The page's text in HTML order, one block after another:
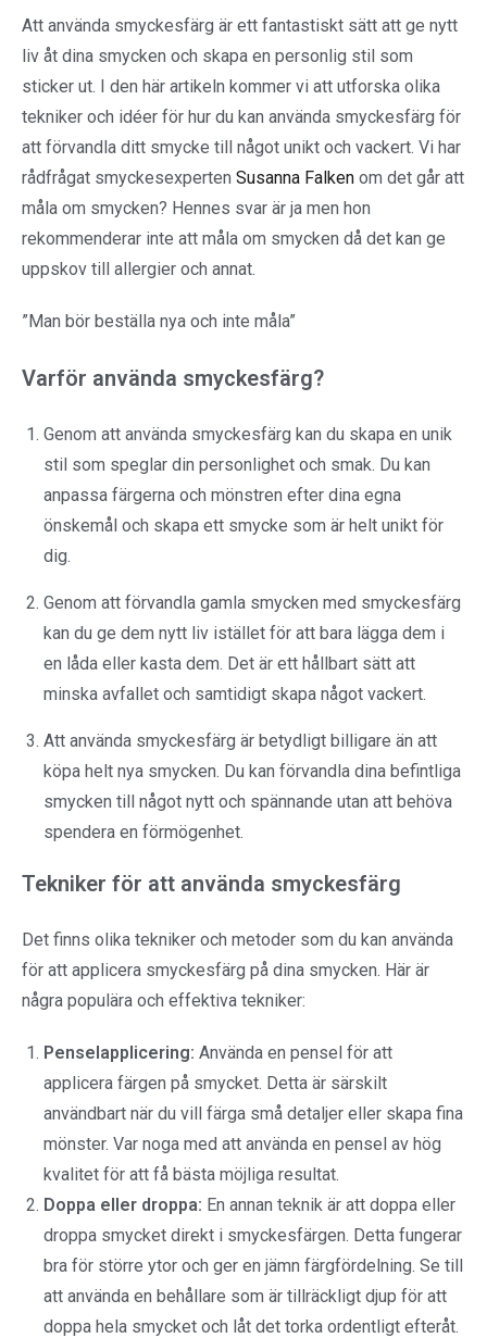
Att använda smyckesfärg är ett fantastiskt sätt att ge nytt
liv åt dina smycken och skapa en personlig stil som
sticker ut. I den här artikeln kommer vi att utforska olika
tekniker och idéer för hur du kan använda smyckesfärg för
att förvandla ditt smycke till något unikt och vackert. Vi har
rådfrågat smyckesexperten Susanna Falken om det går att
måla om smycken? Hennes svar är ja men hon
rekommenderar inte att måla om smycken då det kan ge
uppskov till allergier och annat.
”Man bör beställa nya och inte måla”
Varför använda smyckesfärg?
Genom att använda smyckesfärg kan du skapa en unik
stil som speglar din personlighet och smak. Du kan
anpassa färgerna och mönstren efter dina egna
önskemål och skapa ett smycke som är helt unikt för
dig.
Genom att förvandla gamla smycken med smyckesfärg
kan du ge dem nytt liv istället för att bara lägga dem i
en låda eller kasta dem. Det är ett hållbart sätt att
minska avfallet och samtidigt skapa något vackert.
Att använda smyckesfärg är betydligt billigare än att
köpa helt nya smycken. Du kan förvandla dina befintliga
smycken till något nytt och spännande utan att behöva
spendera en förmögenhet.
Tekniker för att använda smyckesfärg
Det finns olika tekniker och metoder som du kan använda
för att applicera smyckesfärg på dina smycken. Här är
några populära och effektiva tekniker:
Penselapplicering: Använda en pensel för att
applicera färgen på smycket. Detta är särskilt
användbart när du vill färga små detaljer eller skapa fina
mönster. Var noga med att använda en pensel av hög
kvalitet för att få bästa möjliga resultat.
Doppa eller droppa: En annan teknik är att doppa eller
droppa smycket direkt i smyckesfärgen. Detta fungerar
bra för större ytor och ger en jämn färgfördelning. Se till
att använda en behållare som är tillräckligt djup för att
doppa hela smycket och låt det torka ordentligt efteråt.